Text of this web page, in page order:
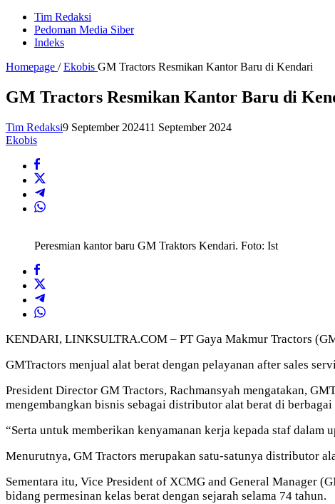
Tim Redaksi
Pedoman Media Siber
Indeks
Homepage / Ekobis GM Tractors Resmikan Kantor Baru di Kendari
GM Tractors Resmikan Kantor Baru di
Tim Redaksi9 September 202411 September 2024
Ekobis
Peresmian kantor baru GM Traktors Kendari. Foto: Ist
KENDARI, LINKSULTRA.COM – PT Gaya Makmur Tractors
GMTractors menjual alat berat dengan pelayanan after sales
President Director GM Tractors, Rachmansyah mengatakan,
mengembangkan bisnis sebagai distributor alat berat di
“Serta untuk memberikan kenyamanan kerja kepada staf dalam
Menurutnya, GM Tractors merupakan satu-satunya distributor
Sementara itu, Vice President of XCMG and General Manager
bidang permesinan kelas berat dengan sejarah selama 74 tahun.